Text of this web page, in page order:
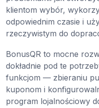
klientom wybór,
odpowiednim czasie i
rzeczywistym do
BonusQR to mocne
dokładnie pod te
funkcjom — zbieraniu
kuponom i
program lojalnościowy